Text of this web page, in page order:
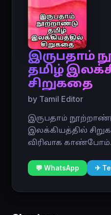
இருபதாம்
தமிழ்
சிறுகதை
by Tamil Editor
இருபதாம்
இலக்கியத்தில்
விரிவாக காண்போம்.
💬 WhatsApp ✈